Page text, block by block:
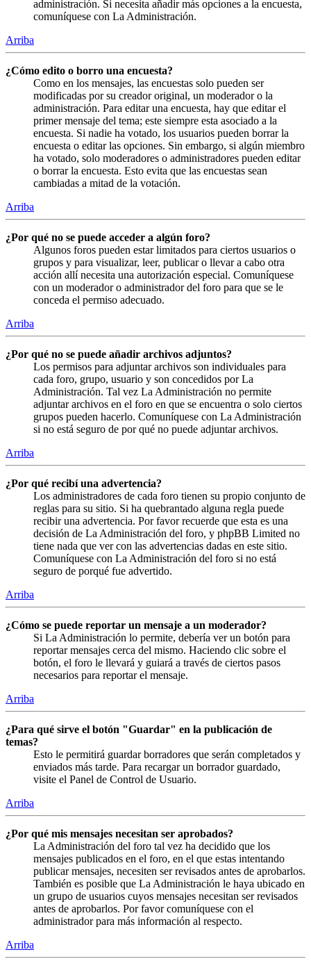
administración. Si necesita añadir más opciones a la encuesta,
comuníquese con La Administración.
Arriba
¿Cómo edito o borro una encuesta?
Como en los mensajes, las encuestas solo pueden ser
modificadas por su creador original, un moderador o la
administración. Para editar una encuesta, hay que editar el
primer mensaje del tema; este siempre esta asociado a la
encuesta. Si nadie ha votado, los usuarios pueden borrar la
encuesta o editar las opciones. Sin embargo, si algún miembro
ha votado, solo moderadores o administradores pueden editar
o borrar la encuesta. Esto evita que las encuestas sean
cambiadas a mitad de la votación.
Arriba
¿Por qué no se puede acceder a algún foro?
Algunos foros pueden estar limitados para ciertos usuarios o
grupos y para visualizar, leer, publicar o llevar a cabo otra
acción allí necesita una autorización especial. Comuníquese
con un moderador o administrador del foro para que se le
conceda el permiso adecuado.
Arriba
¿Por qué no se puede añadir archivos adjuntos?
Los permisos para adjuntar archivos son individuales para
cada foro, grupo, usuario y son concedidos por La
Administración. Tal vez La Administración no permite
adjuntar archivos en el foro en que se encuentra o solo ciertos
grupos pueden hacerlo. Comuníquese con La Administración
si no está seguro de por qué no puede adjuntar archivos.
Arriba
¿Por qué recibí una advertencia?
Los administradores de cada foro tienen su propio conjunto de
reglas para su sitio. Si ha quebrantado alguna regla puede
recibir una advertencia. Por favor recuerde que esta es una
decisión de La Administración del foro, y phpBB Limited no
tiene nada que ver con las advertencias dadas en este sitio.
Comuníquese con La Administración del foro si no está
seguro de porqué fue advertido.
Arriba
¿Cómo se puede reportar un mensaje a un moderador?
Si La Administración lo permite, debería ver un botón para
reportar mensajes cerca del mismo. Haciendo clic sobre el
botón, el foro le llevará y guiará a través de ciertos pasos
necesarios para reportar el mensaje.
Arriba
¿Para qué sirve el botón "Guardar" en la publicación de
temas?
Esto le permitirá guardar borradores que serán completados y
enviados más tarde. Para recargar un borrador guardado,
visite el Panel de Control de Usuario.
Arriba
¿Por qué mis mensajes necesitan ser aprobados?
La Administración del foro tal vez ha decidido que los
mensajes publicados en el foro, en el que estas intentando
publicar mensajes, necesiten ser revisados antes de aprobarlos.
También es posible que La Administración le haya ubicado en
un grupo de usuarios cuyos mensajes necesitan ser revisados
antes de aprobarlos. Por favor comuníquese con el
administrador para más información al respecto.
Arriba